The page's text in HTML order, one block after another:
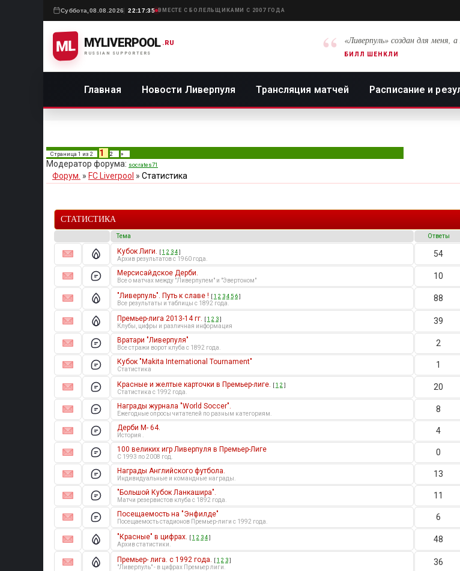
Суббота, 08.08.2026 22:17:35 ВМЕСТЕ С БОЛЕЛЬЩИКАМИ С 2007 ГОДА
ML MYLIVERPOOL
RUSSIAN SUPPORTERS
.RU “ «Ливерпуль» создан для меня,
БИЛЛ ШЕНКЛИ
Главная Новости Ливерпуля Трансляция матчей Расписание и
Страница 1 из 2 1 2 »
Модератор форума: socrates71
Форум. » FC Liverpool » Статистика
СТАТИСТИКА
Тема Ответы
Кубок Лиги. [1 2 34]
Архив результатов с 1960 года.
54
Мерсисайдское Дерби.
Все о матчах между "Ливерпулем" и "Эвертоном" 10
"Ливерпуль". Путь к славе ! [1 2 345 6]
Все результаты и таблицы с 1892 года.
88
Премьер-лига 2013-14 гг. [1 2 3]
Клубы, цифры и различная информация
39
Вратари "Ливерпуля"
Все стражи ворот клуба с 1892 года. 2
Кубок "Makita International Tournament"
Статистика 1
Красные и желтые карточки в Премьер-лиге. [1 2 ]
Статистика с 1992 года.
20
Награды журнала "World Soccer".
Ежегодные опросы читателей по разным категориям. 8
Дерби М- 64.
История . 4
100 великих игр Ливерпуля в Премьер-Лиге
C 1993 по 2008 год. 0
Награды Английского футбола.
Индивидуальные и командные награды. 13
"Большой Кубок Ланкашира".
Матчи резервистов клуба с 1892 года. 11
Посещаемость на "Энфилде"
Посещаемость стадионов Премьер-лиги с 1992 года. 6
"Красные" в цифрах. [1 2 34]
Архив статистики.
48
Премьер- лига. с 1992 года. [1 2 3]
"Ливерпуль" - в цифрах Премьер лиги.
36